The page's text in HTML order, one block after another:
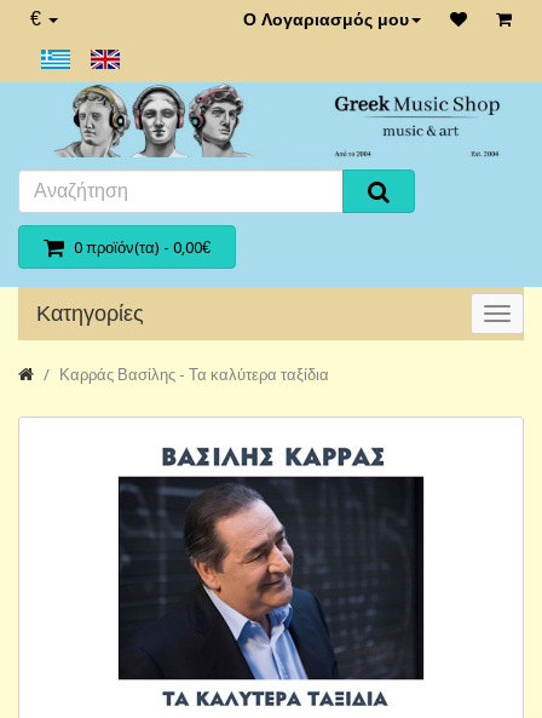
€ Ο Λογαριασμός μου
0 προϊόν(τα) - 0,00€
Κατηγορίες
Καρράς Βασίλης - Τα καλύτερα ταξίδια